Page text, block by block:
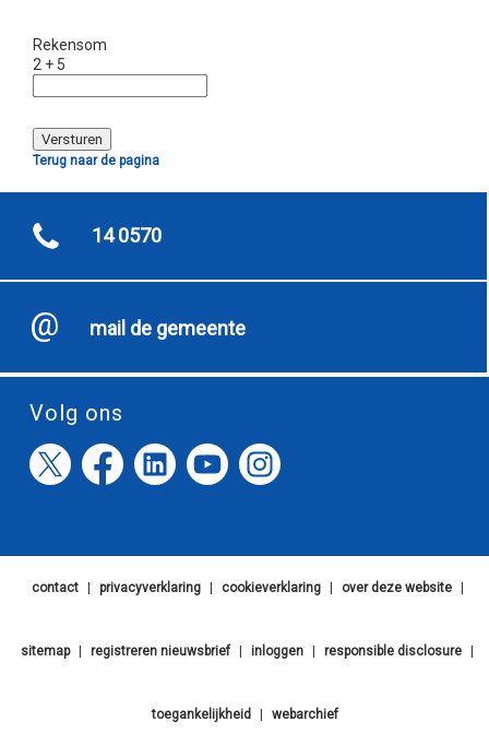
Rekensom
2 + 5
Terug naar de pagina
14 0570
mail de gemeente
Volg ons
contact privacyverklaring cookieverklaring over deze website
sitemap registreren nieuwsbrief inloggen responsible disclosure
toegankelijkheid webarchief